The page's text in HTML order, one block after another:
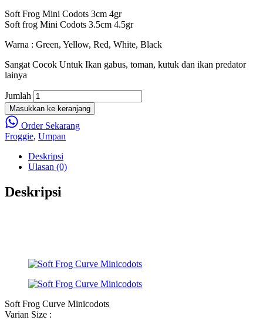
Soft Frog Mini Codots 3cm 4gr
Soft frog Mini Codots 3.5cm 4.5gr
Warna : Green, Yellow, Red, White, Black
Sangat Cocok Untuk Ikan gabus, toman, kutuk dan ikan predator
lainya
Jumlah
Masukkan ke keranjang
Order Sekarang
Froggie, Umpan
Deskripsi
Ulasan (0)
Deskripsi
Soft Frog Curve Minicodots
Varian Size :